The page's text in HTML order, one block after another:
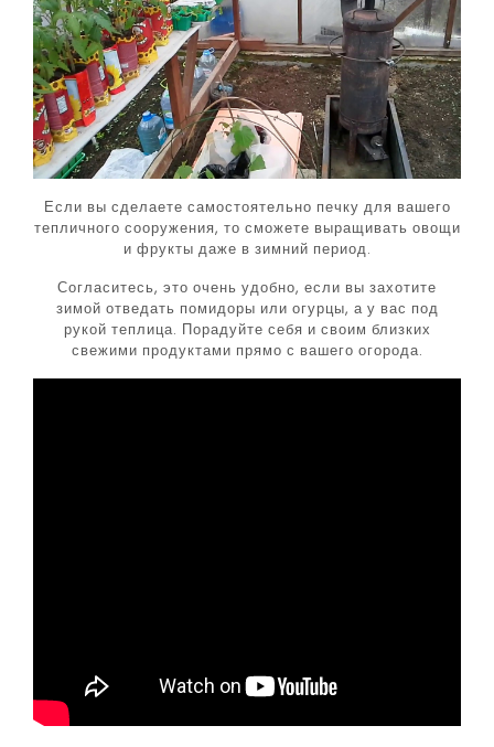
Если вы сделаете самостоятельно печку для вашего
тепличного сооружения, то сможете выращивать овощи
и фрукты даже в зимний период.
Согласитесь, это очень удобно, если вы захотите
зимой отведать помидоры или огурцы, а у вас под
рукой теплица. Порадуйте себя и своим близких
свежими продуктами прямо с вашего огорода.